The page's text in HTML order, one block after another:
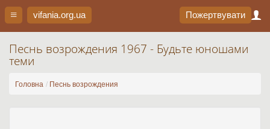
vifania.org.ua Пожертвувати
Песнь возрождения 1967 - Будьте юношами
теми
Головна Песнь возрождения